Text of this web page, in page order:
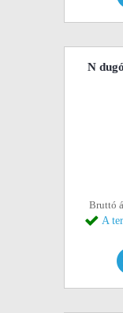
N
Bruttó
A